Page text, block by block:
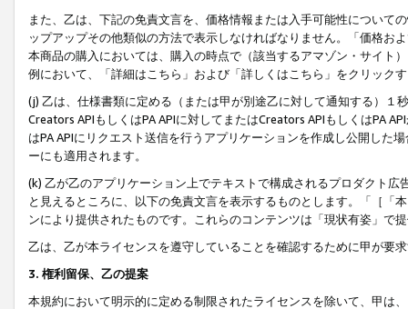
また、乙は、下記の免責文言を、価格情報または入手可能性について
ップアップその他類似の方法で表示しなければなりません。「価格
本商品の購入においては、購入の時点で（該当するアマゾン・サイト
例において、「詳細はこちら」および「詳しくはこちら」をクリック
(j) 乙は、仕様書類に定める（または甲が別途乙に対して通知する）
Creators APIもしくはPA APIに対してまたはCreators APIもしくはPA
はPA APIにリクエスト送信を行うアプリケーションを作成し公開した
ーにも適用されます。
(k) 乙が乙のアプリケーション上でテキストで構成されるプロダクト
と見えるところに、以下の免責文言を表示するものとします。「［「
ンにより提供されたものです。これらのコンテンツは「現状有姿」で
乙は、乙が本ライセンスを遵守していることを確認するために甲が要
3. 権利留保、乙の提案
本規約において明示的に定める制限されたライセンスを除いて、甲は